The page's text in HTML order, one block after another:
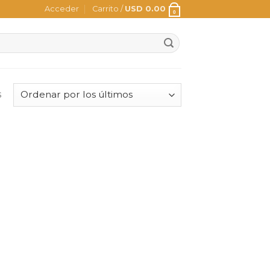
Acceder Carrito / USD 0.00 0